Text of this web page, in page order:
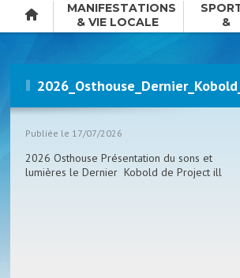
MANIFESTATIONS
& VIE LOCALE
&
Publiée le 17/07/2026
2026 Osthouse Présentation du sons et
lumières le Dernier Kobold de Project ill